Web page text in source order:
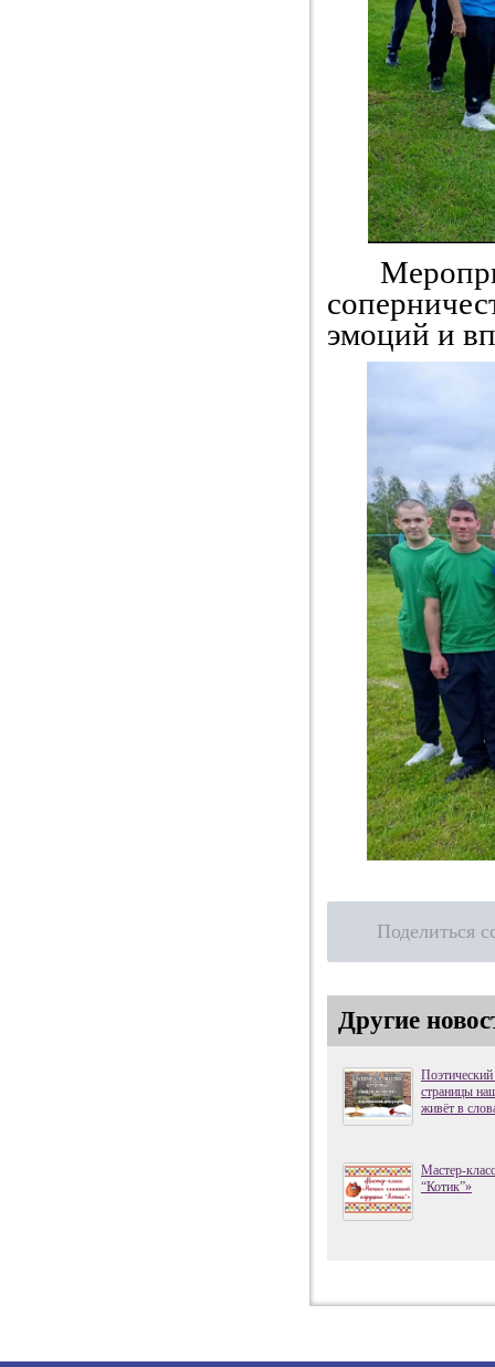
эмоций и
Поделиться
Другие
страницы
живёт в
Мастер-
“Котик”»